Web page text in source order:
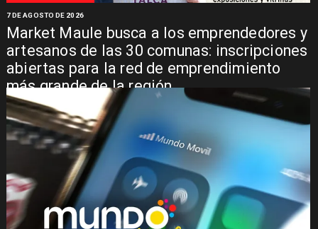
Market Maule busca a los emprendedores y
artesanos de las 30 comunas: inscripciones
abiertas para la red de emprendimiento
más grande de la región
7 DE AGOSTO DE 2026